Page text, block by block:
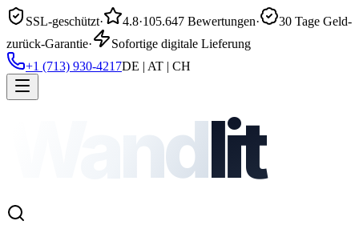
SSL-geschützt· 4.8·105.647 Bewertungen·
30 Tage Geld-
zurück-Garantie·
Sofortige digitale Lieferung
+1 (713) 930-4217DE | AT | CH
Wandlit